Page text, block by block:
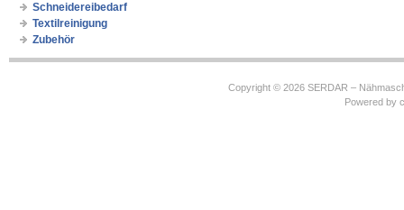
Schneidereibedarf
Textilreinigung
Zubehör
Copyright © 2026 SERDAR –
Powered by